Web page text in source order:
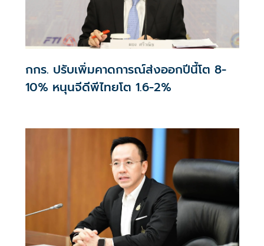
กกร. ปรับเพิ่มคาดการณ์ส่งออกปีนี้โต 8-
10% หนุนจีดีพีไทยโต 1.6-2%